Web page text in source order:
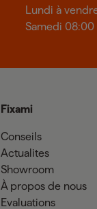
Lundi à
Samedi 08:00
Fixami
Conseils
Actualites
Showroom
À propos de nous
Evaluations